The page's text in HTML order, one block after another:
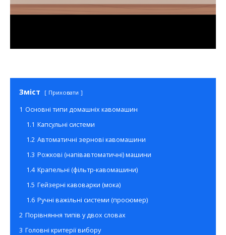
Зміст Приховати
1 Основні типи домашніх кавомашин
1.1 Капсульні системи
1.2 Автоматичні зернові кавомашини
1.3 Рожкові (напівавтоматичні) машини
1.4 Крапельні (фільтр-кавомашини)
1.5 Гейзерні кавоварки (мока)
1.6 Ручні важільні системи (просюмер)
2 Порівняння типів у двох словах
3 Головні критерії вибору